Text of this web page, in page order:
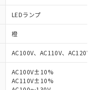
LEDランプ
橙
AC100V、AC110V、AC120V
AC100V±10%
AC110V±10%